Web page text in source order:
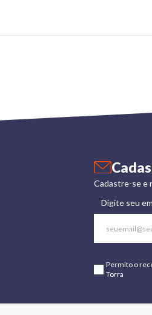
Cadastre-se e
Digite seu
Permito o
Torra